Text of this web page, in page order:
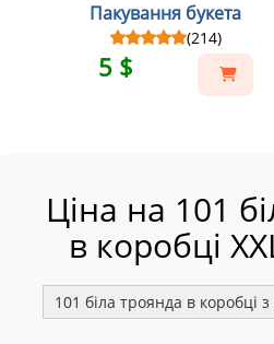
Пакування букета
(214)
5 $
Ціна на 101
в коробці
101 біла троянда в коробці